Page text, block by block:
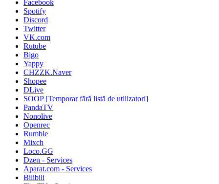
Facebook
Spotify
Discord
Twitter
VK.com
Rutube
Bigo
Yappy
CHZZK.Naver
Shopee
DLive
SOOP [Temporar fără listă de utilizatori]
PandaTV
Nonolive
Openrec
Rumble
Mixch
Loco.GG
Dzen - Services
Aparat.com - Services
Bilibili